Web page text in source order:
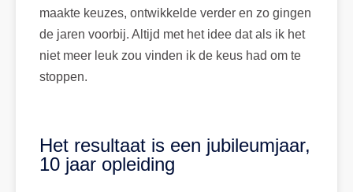
maakte keuzes, ontwikkelde verder en zo gingen
de jaren voorbij. Altijd met het idee dat als ik het
niet meer leuk zou vinden ik de keus had om te
stoppen.
Het resultaat is een jubileumjaar,
10 jaar opleiding